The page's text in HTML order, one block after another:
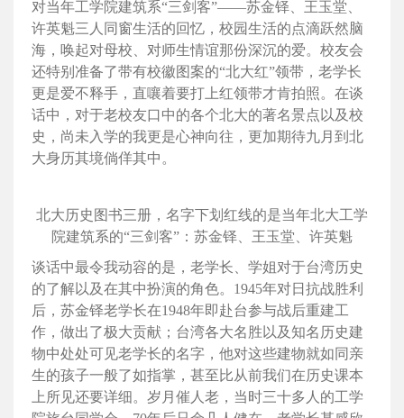
对当年工学院建筑系“三剑客”——苏金铎、王玉堂、
许英魁三人同窗生活的回忆，校园生活的点滴跃然脑
海，唤起对母校、对师生情谊那份深沉的爱。校友会
还特别准备了带有校徽图案的“北大红”领带，老学长
更是爱不释手，直嚷着要打上红领带才肯拍照。在谈
话中，对于老校友口中的各个北大的著名景点以及校
史，尚未入学的我更是心神向往，更加期待九月到北
大身历其境倘佯其中。
北大历史图书三册，名字下划红线的是当年北大工学
院建筑系的“三剑客”：苏金铎、王玉堂、许英魁
谈话中最令我动容的是，老学长、学姐对于台湾历史
的了解以及在其中扮演的角色。1945年对日抗战胜利
后，苏金铎老学长在1948年即赴台参与战后重建工
作，做出了极大贡献；台湾各大名胜以及知名历史建
物中处处可见老学长的名字，他对这些建物就如同亲
生的孩子一般了如指掌，甚至比从前我们在历史课本
上所见还要详细。岁月催人老，当时三十多人的工学